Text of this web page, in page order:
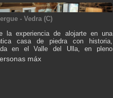
con tres camas de matrimonio y
90, un cuarto de baño con
la parcela de ve el mar ,tiene
fuera y amplio terreno para aparcar .
- Vedra (C)
la experiencia de alojarte en una
casa de piedra con historia,
en el Valle del Ulla, en pleno
de Santiago (Vía de la Plata), a tan
17 minutos de Santiago de
máx